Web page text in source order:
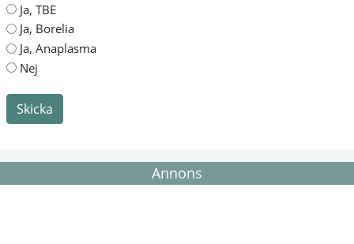
Ja, TBE
Ja, Borelia
Ja, Anaplasma
Nej
Skicka
Annons